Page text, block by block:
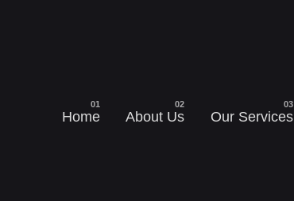
Home About Us Our Services